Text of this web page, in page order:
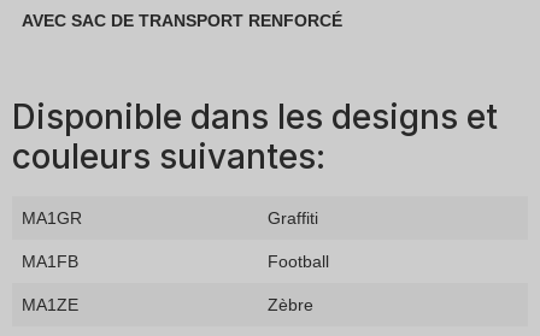
AVEC SAC DE TRANSPORT RENFORCÉ
Disponible dans les designs et
couleurs suivantes:
MA1GR Graffiti
MA1FB Football
MA1ZE Zèbre